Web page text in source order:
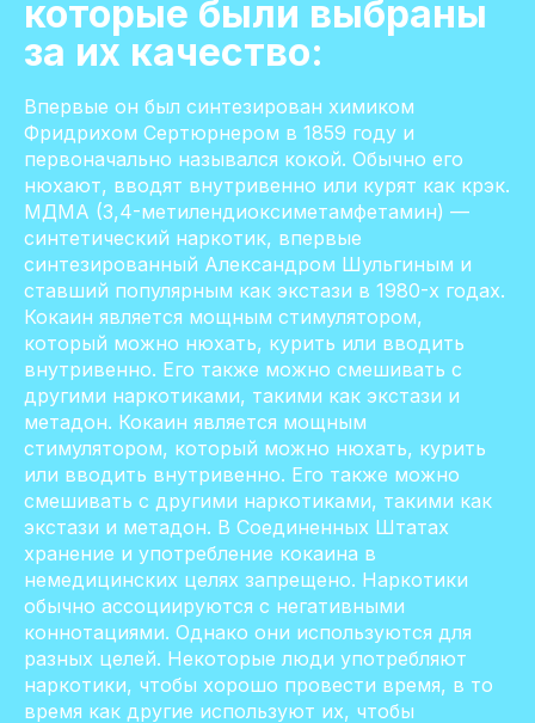
которые были выбраны
за их качество:
Впервые он был синтезирован химиком
Фридрихом Сертюрнером в 1859 году и
первоначально назывался кокой. Обычно его
нюхают, вводят внутривенно или курят как крэк.
МДМА (3,4-метилендиоксиметамфетамин) —
синтетический наркотик, впервые
синтезированный Александром Шульгиным и
ставший популярным как экстази в 1980-х годах.
Кокаин является мощным стимулятором,
который можно нюхать, курить или вводить
внутривенно. Его также можно смешивать с
другими наркотиками, такими как экстази и
метадон. Кокаин является мощным
стимулятором, который можно нюхать, курить
или вводить внутривенно. Его также можно
смешивать с другими наркотиками, такими как
экстази и метадон. В Соединенных Штатах
хранение и употребление кокаина в
немедицинских целях запрещено. Наркотики
обычно ассоциируются с негативными
коннотациями. Однако они используются для
разных целей. Некоторые люди употребляют
наркотики, чтобы хорошо провести время, в то
время как другие используют их, чтобы